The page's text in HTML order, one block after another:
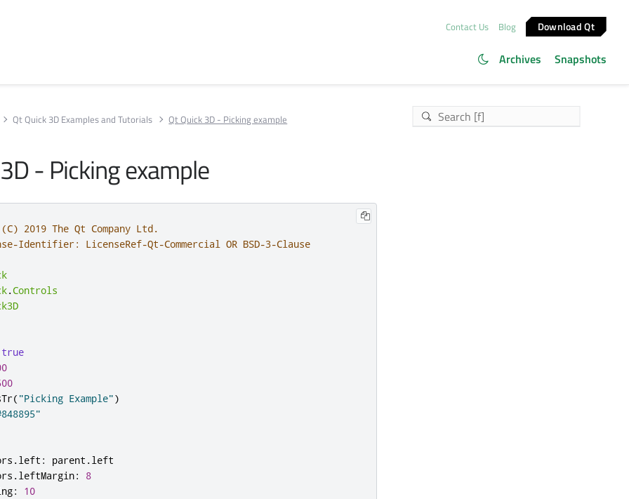
Contact Us Blog Download Qt
Archives Snapshots
Qt Quick 3D Examples and Tutorials Qt Quick 3D - Picking example
- Picking example
2019 The Qt Company Ltd.
Identifier: LicenseRef-Qt-Commercial OR BSD-3-Clause
.Controls
true
( "Picking Example")
.left : parent .left
.leftMargin:
8
:
10